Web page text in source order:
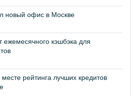
новый офис в Москве
ежемесячного кэшбэка для
рейтинга лучших кредитов